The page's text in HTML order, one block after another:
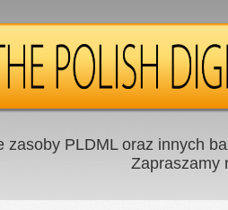
zasoby PLDML oraz innych
Zapraszamy